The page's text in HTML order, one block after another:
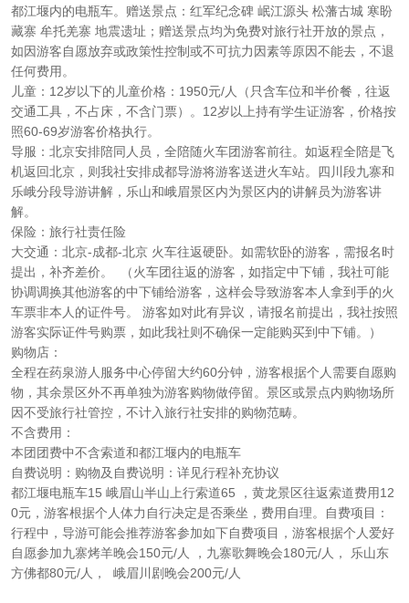
都江堰内的电瓶车。赠送景点：红军纪念碑 岷江源头 松藩古城 寒盼
藏寨 牟托羌寨 地震遗址；赠送景点均为免费对旅行社开放的景点，
如因游客自愿放弃或政策性控制或不可抗力因素等原因不能去，不退
任何费用。
儿童：12岁以下的儿童价格：1950元/人（只含车位和半价餐，往返
交通工具，不占床，不含门票）。12岁以上持有学生证游客，价格按
照60-69岁游客价格执行。
导服：北京安排陪同人员，全陪随火车团游客前往。如返程全陪是飞
机返回北京，则我社安排成都导游将游客送进火车站。四川段九寨和
乐峨分段导游讲解，乐山和峨眉景区内为景区内的讲解员为游客讲
解。
保险：旅行社责任险
大交通：北京-成都-北京 火车往返硬卧。如需软卧的游客，需报名时
提出，补齐差价。 （火车团往返的游客，如指定中下铺，我社可能
协调调换其他游客的中下铺给游客，这样会导致游客本人拿到手的火
车票非本人的证件号。 游客如对此有异议，请报名前提出，我社按照
游客实际证件号购票，如此我社则不确保一定能购买到中下铺。）
购物店：
全程在药泉游人服务中心停留大约60分钟，游客根据个人需要自愿购
物，其余景区外不再单独为游客购物做停留。景区或景点内购物场所
因不受旅行社管控，不计入旅行社安排的购物范畴。
不含费用：
本团团费中不含索道和都江堰内的电瓶车
自费说明：购物及自费说明：详见行程补充协议
都江堰电瓶车15 峨眉山半山上行索道65 ，黄龙景区往返索道费用12
0元，游客根据个人体力自行决定是否乘坐，费用自理。自费项目：
行程中，导游可能会推荐游客参加如下自费项目，游客根据个人爱好
自愿参加九寨烤羊晚会150元/人 ，九寨歌舞晚会180元/人， 乐山东
方佛都80元/人， 峨眉川剧晚会200元/人